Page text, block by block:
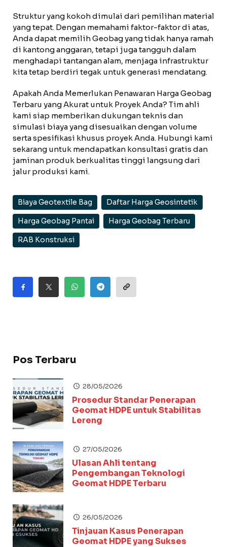
Struktur yang kokoh dimulai dari pemilihan material
yang tepat. Dengan memahami faktor-faktor di atas,
Anda dapat memilih Geobag yang tidak hanya ramah
di kantong anggaran, tetapi juga tangguh dalam
menghadapi tantangan alam, menjaga infrastruktur
kita tetap berdiri tegak untuk generasi mendatang.
Apakah Anda Memerlukan Penawaran Harga Geobag
Terbaru yang Akurat untuk Proyek Anda? Tim ahli
kami siap memberikan dukungan teknis dan
simulasi biaya yang disesuaikan dengan volume
serta spesifikasi khusus proyek Anda. Hubungi kami
sekarang untuk mendapatkan konsultasi gratis dan
jaminan produk berkualitas tinggi langsung dari
jalur produksi kami.
Biaya Geotextile Bag Daftar Harga Geosintetik
Harga Geobag Pantai Harga Geobag Terbaru
RAB Konstruksi
Pos Terbaru
28/05/2026
Prosedur Standar Penerapan
Geomat HDPE untuk Stabilitas
Lereng
27/05/2026
Ulasan Ahli tentang
Pengembangan Teknologi
Geomat HDPE Terbaru
26/05/2026
Tinjauan Kasus Penerapan
Geomat HDPE yang Sukses